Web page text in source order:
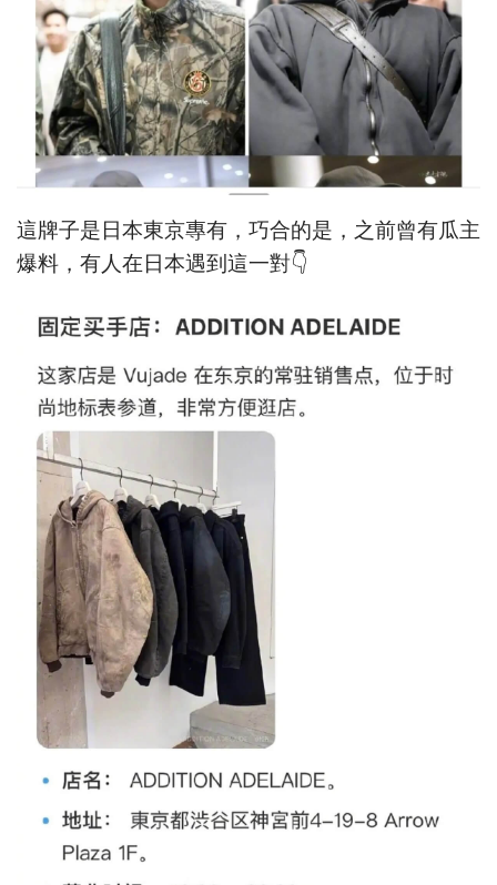
這牌子是日本東京專有，巧合的是，之前曾有瓜主
爆料，有人在日本遇到這一對👇